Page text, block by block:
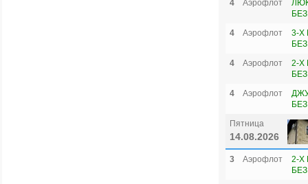
4 Аэрофлот
4
Аэрофлот
3-Х
4
Аэрофлот
2-Х
4
Аэрофлот
Пятница
14.08.2026
3 Аэрофлот
2-Х